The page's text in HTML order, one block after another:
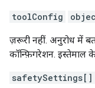
toolConfig
ज़रूरी नहीं. अनुरोध में
कॉन्फ़िगरेशन. इस्तेमाल
safetySettings[]